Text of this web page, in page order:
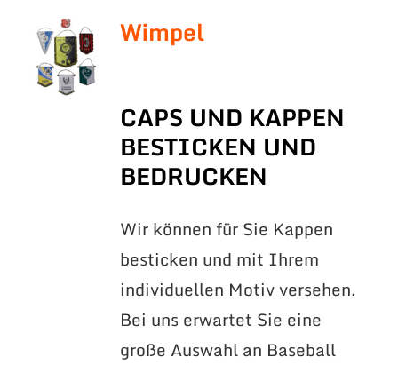
Wimpel
CAPS UND KAPPEN
BESTICKEN UND
BEDRUCKEN
Wir können für Sie Kappen
besticken und mit Ihrem
individuellen Motiv versehen.
Bei uns erwartet Sie eine
große Auswahl an Baseball